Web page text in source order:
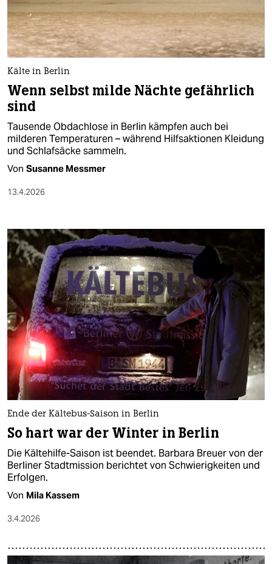
nord
wahrheit
verlag
verlag
veranstaltungen
shop
abo
genossenschaft
epaper login
Kälte in Berlin
Wenn selbst milde Nächte gefährlich
sind
Tausende Obdachlose in Berlin kämpfen auch bei
milderen Temperaturen – während Hilfsaktionen Kleidung
und Schlafsäcke sammeln.
Von Susanne Messmer
13.4.2026
Ende der Kältebus-Saison in Berlin
So hart war der Winter in Berlin
Die Kältehilfe-Saison ist beendet. Barbara Breuer von der
Berliner Stadtmission berichtet von Schwierigkeiten und
Erfolgen.
Von Mila Kassem
3.4.2026